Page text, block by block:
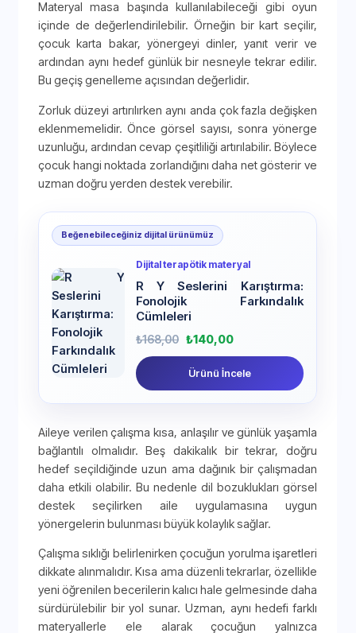
Materyal masa başında kullanılabileceği gibi oyun
içinde de değerlendirilebilir. Örneğin bir kart seçilir,
çocuk karta bakar, yönergeyi dinler, yanıt verir ve
ardından aynı hedef günlük bir nesneyle tekrar edilir.
Bu geçiş genelleme açısından değerlidir.
Zorluk düzeyi artırılırken aynı anda çok fazla değişken
eklenmemelidir. Önce görsel sayısı, sonra yönerge
uzunluğu, ardından cevap çeşitliliği artırılabilir. Böylece
çocuk hangi noktada zorlandığını daha net gösterir ve
uzman doğru yerden destek verebilir.
Beğenebileceğiniz dijital ürünümüz
Dijital terapötik materyal
R Y Seslerini Karıştırma:
Fonolojik Farkındalık
Cümleleri
₺168,00 ₺140,00
Ürünü İncele
Aileye verilen çalışma kısa, anlaşılır ve günlük yaşamla
bağlantılı olmalıdır. Beş dakikalık bir tekrar, doğru
hedef seçildiğinde uzun ama dağınık bir çalışmadan
daha etkili olabilir. Bu nedenle dil bozuklukları görsel
destek seçilirken aile uygulamasına uygun
yönergelerin bulunması büyük kolaylık sağlar.
Çalışma sıklığı belirlenirken çocuğun yorulma işaretleri
dikkate alınmalıdır. Kısa ama düzenli tekrarlar, özellikle
yeni öğrenilen becerilerin kalıcı hale gelmesinde daha
sürdürülebilir bir yol sunar. Uzman, aynı hedefi farklı
materyallerle ele alarak çocuğun yalnızca